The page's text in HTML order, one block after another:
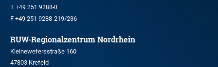
T +49 251 9288-0
F +49 251 9288-219/236
RUW-Regionalzentrum Nordrhein
Kleinewefersstraße 160
47803 Krefeld